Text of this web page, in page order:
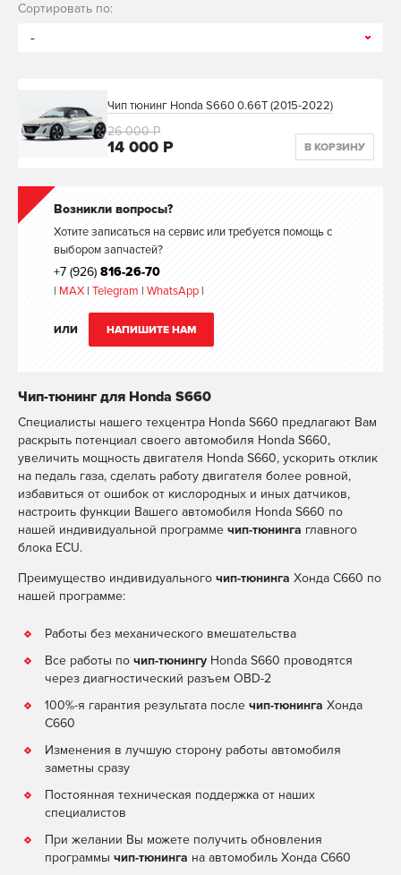
Сортировать по:
-
Чип тюнинг Honda S660 0.66T (2015-2022)
14 000 Р
26 000 Р
В КОРЗИНУ
Возникли вопросы?
Хотите записаться на сервис или требуется помощь с
выбором запчастей?
+7 (926) 816-26-70
| MAX | Telegram | WhatsApp |
ИЛИ НАПИШИТЕ НАМ
Чип-тюнинг для Honda S660
Специалисты нашего техцентра Honda S660 предлагают Вам
раскрыть потенциал своего автомобиля Honda S660,
увеличить мощность двигателя Honda S660, ускорить отклик
на педаль газа, сделать работу двигателя более ровной,
избавиться от ошибок от кислородных и иных датчиков,
настроить функции Вашего автомобиля Honda S660 по
нашей индивидуальной программе чип-тюнинга главного
блока ECU.
Преимущество индивидуального чип-тюнинга Хонда С660 по
нашей программе:
Работы без механического вмешательства
Все работы по чип-тюнингу Honda S660 проводятся
через диагностический разъем OBD-2
100%-я гарантия результата после чип-тюнинга Хонда
С660
Изменения в лучшую сторону работы автомобиля
заметны сразу
Постоянная техническая поддержка от наших
специалистов
При желании Вы можете получить обновления
программы чип-тюнинга на автомобиль Хонда С660